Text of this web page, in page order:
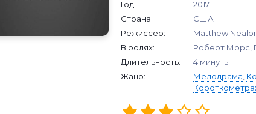
Год:
2017
Страна:
США
Режиссер:
Matthew
В ролях:
Роберт Морс,
Длительность:
4 минуты
Жанр:
Мелодрама